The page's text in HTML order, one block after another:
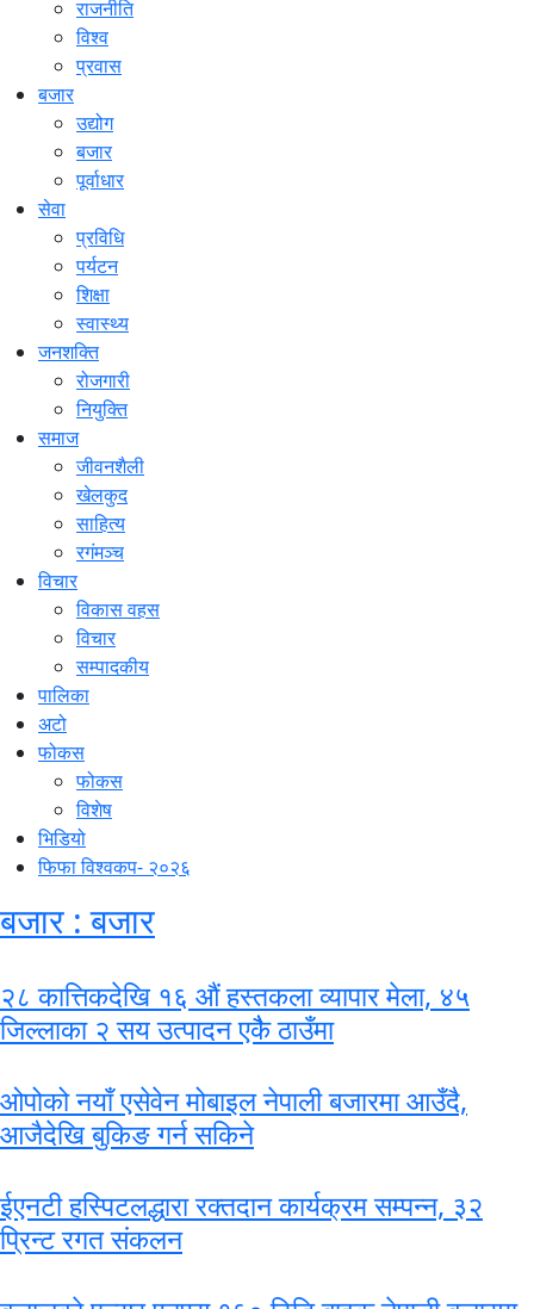
राजनीति
विश्व
प्रवास
बजार
उद्योग
बजार
पूर्वाधार
सेवा
प्रविधि
पर्यटन
शिक्षा
स्वास्थ्य
जनशक्ति
रोजगारी
नियुक्ति
समाज
जीवनशैली
खेलकुद
साहित्य
रगंमञ्च
विचार
विकास वहस
विचार
सम्पादकीय
पालिका
अटो
फोकस
फोकस
विशेष
भिडियो
फिफा विश्वकप- २०२६
बजार : बजार
२८ कात्तिकदेखि १६ औं हस्तकला व्यापार मेला, ४५
जिल्लाका २ सय उत्पादन एकैै ठाउँमा
ओपोको नयाँ एसेवेन मोबाइल नेपाली बजारमा आउँदै,
आजैदेखि बुकिङ गर्न सकिने
ईएनटी हस्पिटलद्धारा रक्तदान कार्यक्रम सम्पन्न, ३२
प्रिन्ट रगत संकलन